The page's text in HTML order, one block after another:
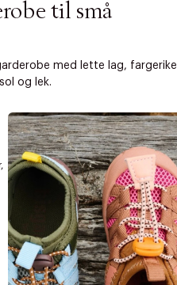
til små
med lette lag, fargerike
og lek.